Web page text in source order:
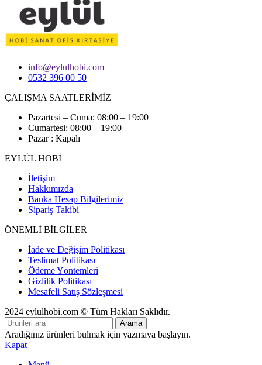
info@eylulhobi.com
0532 396 00 50
ÇALIŞMA SAATLERİMİZ
Pazartesi – Cuma: 08:00 – 19:00
Cumartesi: 08:00 – 19:00
Pazar : Kapalı
EYLÜL HOBİ
İletişim
Hakkımızda
Banka Hesap Bilgilerimiz
Sipariş Takibi
ÖNEMLİ BİLGİLER
İade ve Değişim Politikası
Teslimat Politikası
Ödeme Yöntemleri
Gizlilik Politikası
Mesafeli Satış Sözleşmesi
2024 eylulhobi.com © Tüm Hakları Saklıdır.
Arama
Aradığınız ürünleri bulmak için yazmaya başlayın.
Kapat